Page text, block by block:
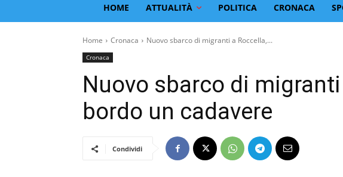
HOME ATTUALITÀ POLITICA CRONACA
Home Cronaca Nuovo sbarco di migranti a Roccella,...
Cronaca
Nuovo sbarco di migranti
bordo un cadavere
Condividi